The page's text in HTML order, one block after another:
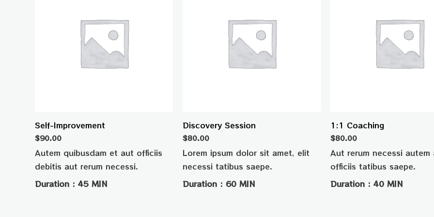
Self-Improvement
$90.00
Autem quibusdam et aut officiis
debitis aut rerum necessi.
Duration : 45 MIN
Discovery Session
$80.00
Lorem ipsum dolor sit amet, elit
necessi tatibus saepe.
Duration : 60 MIN
1:1 Coaching
$80.00
Aut rerum necessi autem
officiis tatibus saepe.
Duration : 40 MIN